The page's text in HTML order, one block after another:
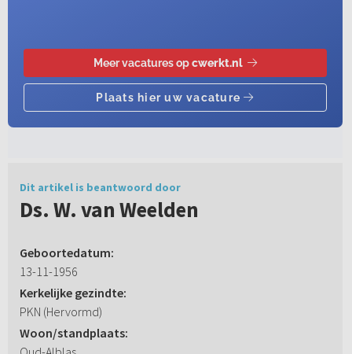
Dit artikel is beantwoord door
Ds. W. van Weelden
Geboortedatum:
13-11-1956
Kerkelijke gezindte:
PKN (Hervormd)
Woon/standplaats: